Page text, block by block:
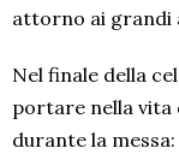
attorno ai grandi
Nel finale della
portare nella vita
durante la